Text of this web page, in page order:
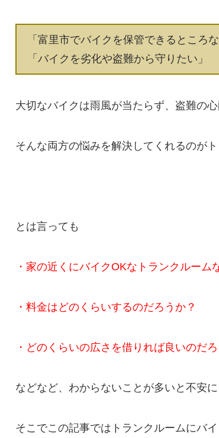
「富里市でバイクを保管できるところな
「バイクを劣化や盗難から守りたい」
大切なバイクは雨風が当たらず、盗難の
そんな両方の悩みを解決してくれるのがト
とは言っても
・家の近くにバイクOKなトランクルーム
・料金はどのくらいするのだろうか？
・どのくらいの広さを借りれば良いのだろ
などなど、わからないことが多いと不安に
そこでこの記事ではトランクルームにバ